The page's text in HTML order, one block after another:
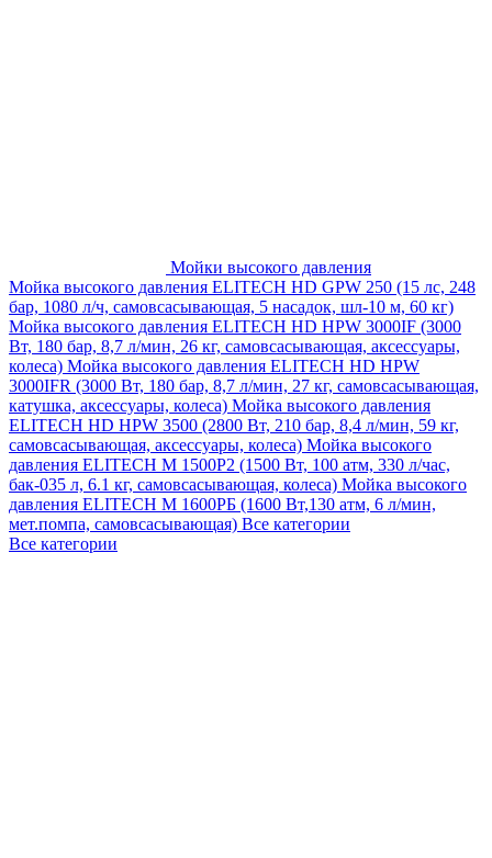
Мойки высокого давления
Мойка высокого давления ELITECH HD GPW 250 (15 лс, 248
бар, 1080 л/ч, самовсасывающая, 5 насадок, шл-10 м, 60 кг)
Мойка высокого давления ELITECH HD HPW 3000IF (3000
Вт, 180 бар, 8,7 л/мин, 26 кг, самовсасывающая, аксессуары,
колеса) Мойка высокого давления ELITECH HD HPW
3000IFR (3000 Вт, 180 бар, 8,7 л/мин, 27 кг, самовсасывающая,
катушка, аксессуары, колеса) Мойка высокого давления
ELITECH HD HPW 3500 (2800 Вт, 210 бар, 8,4 л/мин, 59 кг,
самовсасывающая, аксессуары, колеса) Мойка высокого
давления ELITECH M 1500P2 (1500 Вт, 100 атм, 330 л/час,
бак-035 л, 6.1 кг, самовсасывающая, колеса) Мойка высокого
давления ELITECH М 1600РБ (1600 Вт,130 атм, 6 л/мин,
мет.помпа, самовсасывающая) Все категории
Все категории